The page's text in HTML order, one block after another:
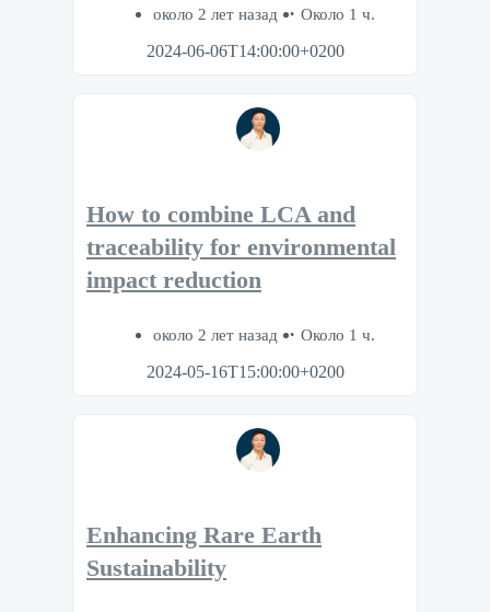
около 2 лет назад
Около 1 ч.
2024-06-06T14:00:00+0200
How to combine LCA and
traceability for environmental
impact reduction
около 2 лет назад
Около 1 ч.
2024-05-16T15:00:00+0200
Enhancing Rare Earth
Sustainability